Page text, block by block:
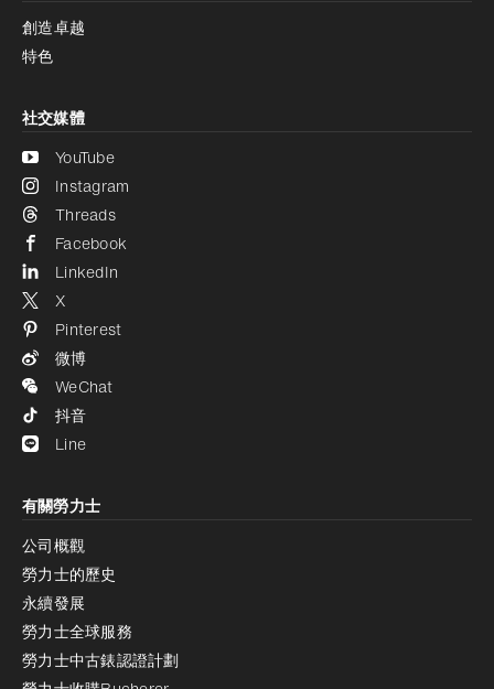
創造卓越
特色
社交媒體
YouTube
Instagram
Threads
Facebook
LinkedIn
X
Pinterest
微博
WeChat
抖音
Line
有關勞力士
公司概觀
勞力士的歷史
永續發展
勞力士全球服務
勞力士中古錶認證計劃